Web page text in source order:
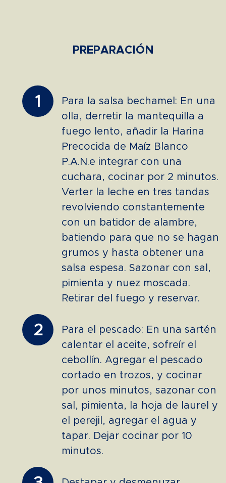
PREPARACIÓN
1
Para la salsa bechamel: En una
olla, derretir la mantequilla a
fuego lento, añadir la Harina
Precocida de Maíz Blanco
P.A.N.e integrar con una
cuchara, cocinar por 2 minutos.
Verter la leche en tres tandas
revolviendo constantemente
con un batidor de alambre,
batiendo para que no se hagan
grumos y hasta obtener una
salsa espesa. Sazonar con sal,
pimienta y nuez moscada.
Retirar del fuego y reservar.
2
Para el pescado: En una sartén
calentar el aceite, sofreír el
cebollín. Agregar el pescado
cortado en trozos, y cocinar
por unos minutos, sazonar con
sal, pimienta, la hoja de laurel y
el perejil, agregar el agua y
tapar. Dejar cocinar por 10
minutos.